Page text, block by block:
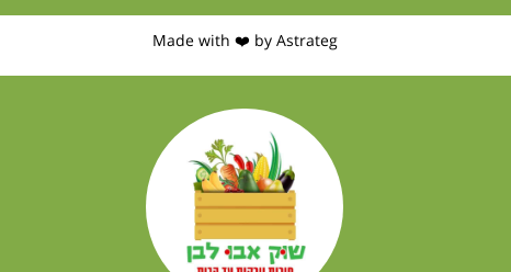
Made with ❤️ by Astrateg